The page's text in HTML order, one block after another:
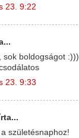
23. 9:22
sok boldogságot :)))
23. 9:33
születésnaphoz!